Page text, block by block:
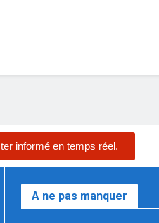
informé en temps réel.
A ne pas manquer